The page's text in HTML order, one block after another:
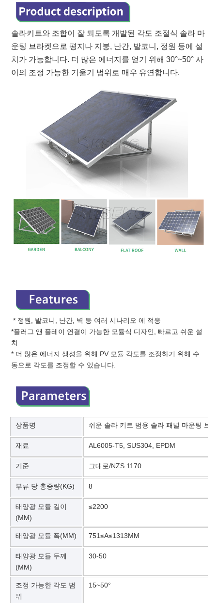
솔라키트와 조합이 잘 되도록 개발된 각도 조절식 솔라 마
운팅 브라켓으로 평지나 지붕, 난간, 발코니, 정원 등에 설
치가 가능합니다. 더 많은 에너지를 얻기 위해 30°~50° 사
이의 조정 가능한 기울기 범위로 매우 유연합니다.
* 정원, 발코니, 난간, 벽 등 여러 시나리오 에 적응
*플러그 앤 플레이 연결이 가능한 모듈식 디자인, 빠르고 쉬운 설
치
* 더 많은 에너지 생성을 위해 PV 모듈 각도를 조정하기 위해 수
동으로 각도를 조정할 수 있습니다.
상품명 쉬운 솔라 키트 범용 솔라 패널 마운팅 브
재료 AL6005-T5, SUS304, EPDM
기준 그대로/NZS 1170
부류 당 총중량(KG) 8
태양광 모듈 길이
(MM)
≤2200
태양광 모듈 폭(MM) 751≤A≤1313MM
태양광 모듈 두께
(MM)
30-50
조정 가능한 각도 범
위
15~50°